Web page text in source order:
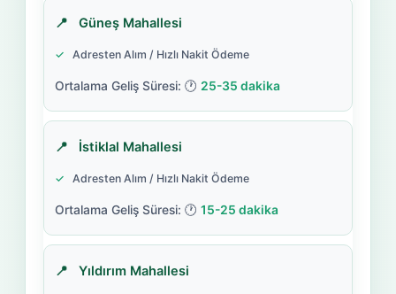
Güneş Mahallesi
Adresten Alım / Hızlı Nakit Ödeme
25-35 dakika
İstiklal Mahallesi
Adresten Alım / Hızlı Nakit Ödeme
15-25 dakika
Yıldırım Mahallesi